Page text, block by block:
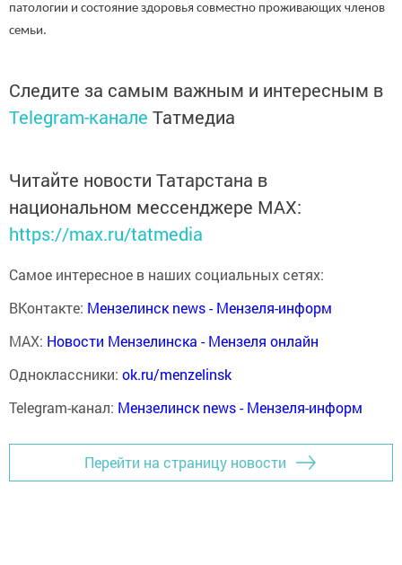
патологии и состояние здоровья совместно проживающих членов
семьи.
Следите за самым важным и интересным в
Telegram-канале Татмедиа
Читайте новости Татарстана в
национальном мессенджере MАХ:
https://max.ru/tatmedia
Самое интересное в наших социальных сетях:
ВКонтакте: Мензелинск news - Мензеля-информ
MAX: Новости Мензелинска - Мензеля онлайн
Одноклассники: ok.ru/menzelinsk
Telegram-канал: Мензелинск news - Мензеля-информ
Перейти на страницу новости